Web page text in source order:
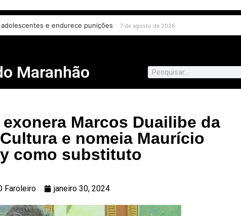
e endurece punições 7 de agosto de 2026
Maranhão
Marcos Duailibe da
e nomeia Maurício
como substituto
Faroleiro janeiro 30, 2024